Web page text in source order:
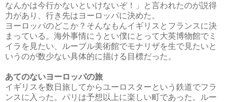
なんかは今行かないといけないぞ！」と言われたのが説得
力があり、行き先はヨーロッパに決めた。
ヨーロッパのどこか？そんなもんイギリスとフランスに決
まっている。海外事情にうとい僕にとって大英博物館でミ
イラを見たい、ルーブル美術館でモナリザを生で見たいと
いうのが数少ない具体的に描ける目標だった。
あてのないヨーロッパの旅
イギリスを数日旅してからユーロスターという鉄道でフラ
ンスに入った。パリは予想以上に楽しい町であった。ルー